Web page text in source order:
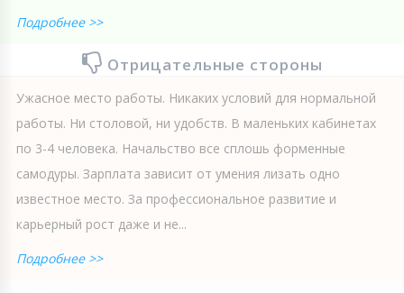
Подробнее >>
Отрицательные стороны
Ужасное место работы. Никаких условий для нормальной
работы. Ни столовой, ни удобств. В маленьких кабинетах
по 3-4 человека. Начальство все сплошь форменные
самодуры. Зарплата зависит от умения лизать одно
известное место. За профессиональное развитие и
карьерный рост даже и не...
Подробнее >>